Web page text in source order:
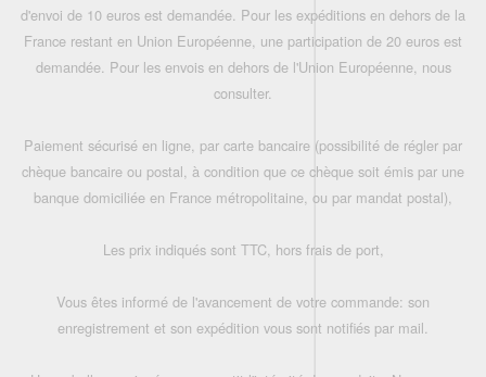
d'envoi de 10 euros est demandée. Pour les expéditions en dehors de la
France restant en Union Européenne, une participation de 20 euros est
demandée. Pour les envois en dehors de l'Union Européenne, nous
consulter.
Paiement sécurisé en ligne, par carte bancaire (possibilité de régler par
chèque bancaire ou postal, à condition que ce chèque soit émis par une
banque domiciliée en France métropolitaine, ou par mandat postal),
Les prix indiqués sont TTC, hors frais de port,
Vous êtes informé de l'avancement de votre commande: son
enregistrement et son expédition vous sont notifiés par mail.